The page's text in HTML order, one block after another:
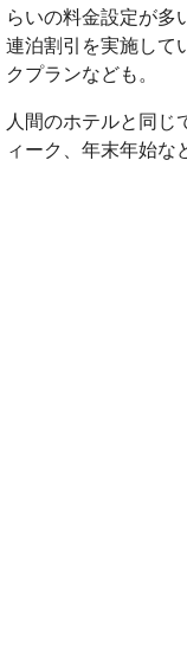
らいの料金設定が多
連泊割引を実施して
クプランなども。
人間のホテルと同じ
ィーク、年末年始な